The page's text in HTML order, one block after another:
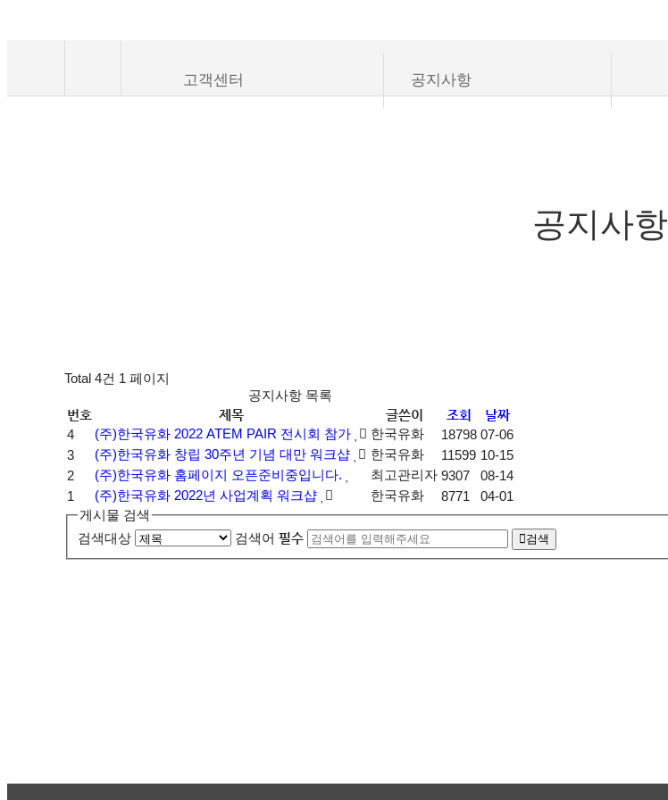
고객센터 공지사항
공지사항
Total 4건 1 페이지
공지사항 목록
번호
제목 글쓴이 조회
날짜
4
(주)한국유화 2022 ATEM PAIR 전시회 참가 한국유화 18798 07-06
3
(주)한국유화 창립 30주년 기념 대만 워크샵 한국유화 11599 10-15
2
(주)한국유화 홈페이지 오픈준비중입니다. 최고관리자 9307
08-14
1
(주)한국유화 2022년 사업계획 워크샵 한국유화 8771
04-01
게시물 검색
검색대상
검색어 필수 검색